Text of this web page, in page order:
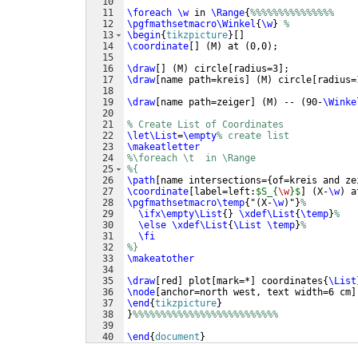
11
12
13
14
15
16
17
18
19
20
21
22
23
24
25
26
27
28
29
30
31
32
33
34
35
36
37
38
39
40
\foreach \w in \Range{%%%%%%%%%%%%%%%
\pgfmathsetmacro\Winkel{\w} %
\begin{tikzpicture}
\coordinate
( M ) at (0,0) ;
\draw[ ( M ) circle radius=3
;
\draw[ name path=kreis ( M ) circle
\draw[ name path=zeiger ( M ) -- (90-
% Create List of Coordinates
\let\List=\empty% create list
\makeatletter
%\foreach \t  in \Range
%{
\path name intersections={of=kreis and
\coordinate
label=left: $S_{\w}$ (X-\w)
\pgfmathsetmacro\temp{ " (X-\w) " }%
\ifx\empty\List{ } \xdef\List{\temp}%
\else \xdef\List{\List \temp}%
\fi
%}
\makeatother
\draw[ red plot mark=* coordinates{\List
\node anchor=north west, text width=6 cm
\end {tikzpicture}
}%%%%%%%%%%%%%%%%%%%%%%%%%%
\end {document }